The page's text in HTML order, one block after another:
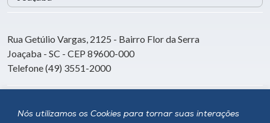
Nós utilizamos os Cookies para tornar suas interações
Rua Getúlio Vargas, 2125 - Bairro Flor da Serra
Joaçaba - SC - CEP 89600-000
Telefone (49) 3551-2000
Siga a Unoesc